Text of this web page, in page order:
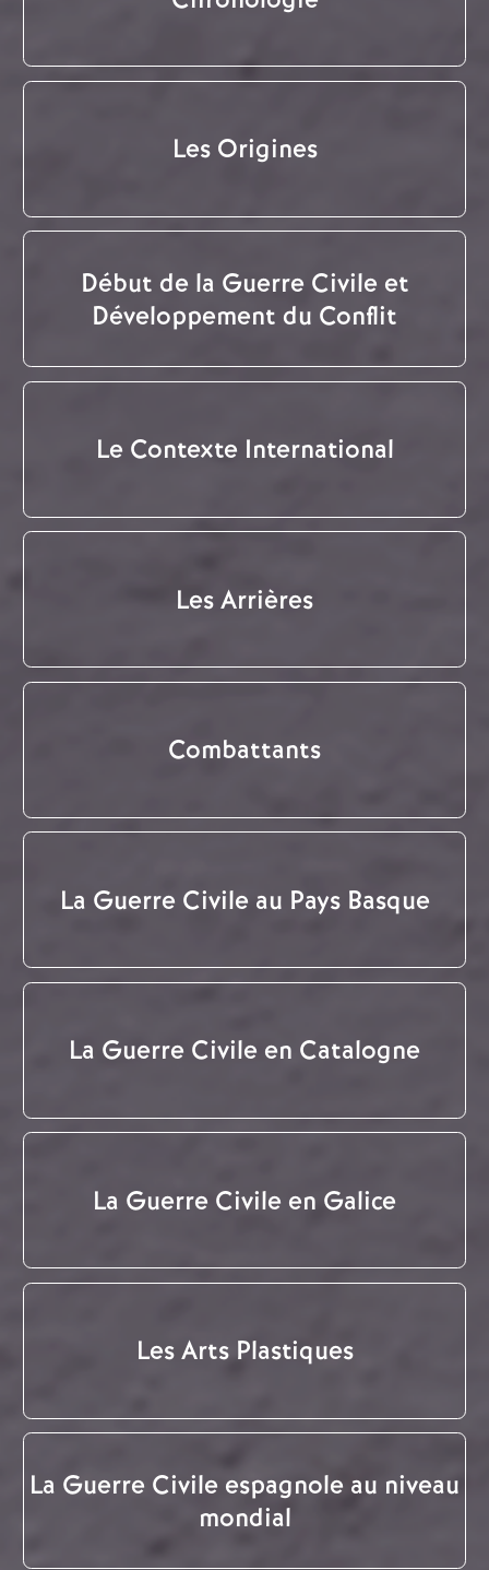
Les Origines
Début de la Guerre Civile et
Développement du Conflit
Le Contexte International
Les Arrières
Combattants
La Guerre Civile au Pays Basque
La Guerre Civile en Catalogne
La Guerre Civile en Galice
Les Arts Plastiques
La Guerre Civile espagnole au niveau
mondial